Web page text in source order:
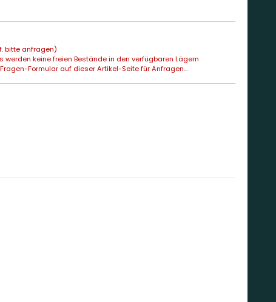
bitte anfragen)
werden keine freien Bestände in den verfügbaren Lägern
Formular auf dieser Artikel-Seite für Anfragen...